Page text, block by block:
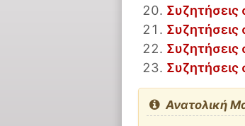
Συζητήσεις
Συζητήσεις
Ανατολική